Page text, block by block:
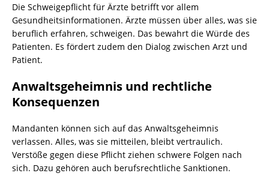
Die Schweigepflicht für Ärzte betrifft vor allem
Gesundheitsinformationen. Ärzte müssen über alles, was sie
beruflich erfahren, schweigen. Das bewahrt die Würde des
Patienten. Es fördert zudem den Dialog zwischen Arzt und
Patient.
Anwaltsgeheimnis und rechtliche
Konsequenzen
Mandanten können sich auf das Anwaltsgeheimnis
verlassen. Alles, was sie mitteilen, bleibt vertraulich.
Verstöße gegen diese Pflicht ziehen schwere Folgen nach
sich. Dazu gehören auch berufsrechtliche Sanktionen.